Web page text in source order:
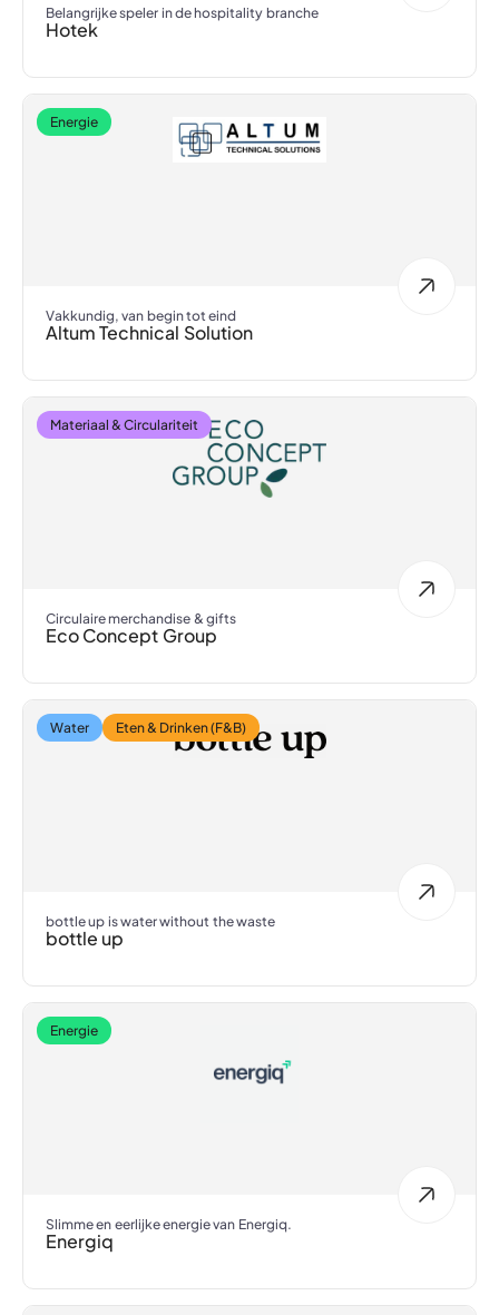
Belangrijke speler in de hospitality branche
Hotek
Energie
Vakkundig, van begin tot eind
Altum Technical Solution
Materiaal & Circulariteit
Circulaire merchandise & gifts
Eco Concept Group
Water Eten & Drinken (F&B)
bottle up is water without the waste
bottle up
Energie
Slimme en eerlijke energie van Energiq.
Energiq